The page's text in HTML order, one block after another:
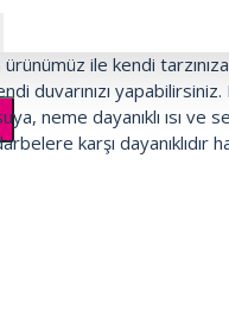
nesil kendin
ürünümüz ile kendi
duvarınızı
neme dayanıklı ısı ve
karşı dayanıklıdır